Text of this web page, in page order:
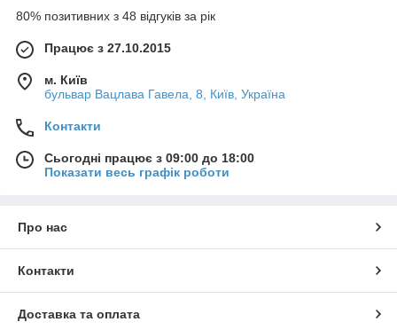
80% позитивних з 48 відгуків за рік
Працює з 27.10.2015
м. Київ
бульвар Вацлава Гавела, 8, Київ, Україна
Контакти
Сьогодні працює з 09:00 до 18:00
Показати весь графік роботи
Про нас
Контакти
Доставка та оплата